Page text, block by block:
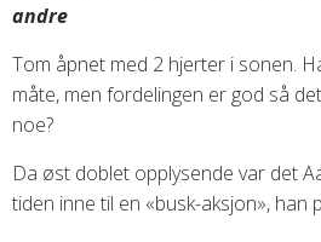
andre
Tom åpnet med 2 hjerter i sonen.
måte, men fordelingen er god så
noe?
Da øst doblet opplysende var det
tiden inne til en «busk-aksjon», han